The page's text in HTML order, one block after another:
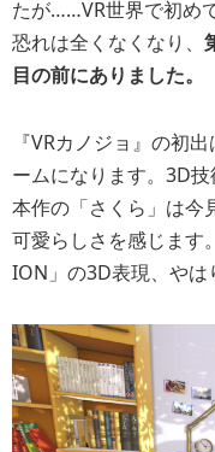
たが……VR世界で初め
恐れは全くなくなり、
目の前にありました。
『VRカノジョ』の初
ームになります。3D技
本作の「さくら」は今
可愛らしさを感じます
ION」の3D表現、やは